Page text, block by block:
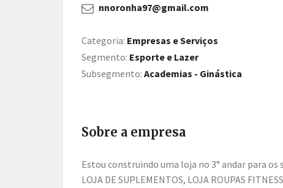
nnoronha97@gmail.com
Categoria: Empresas e Serviços
Segmento: Esporte e Lazer
Subsegmento: Academias - Ginástica
Sobre a empresa
Estou construindo uma loja no 3° andar para os seguintes ramos, ACADEMIA FEMININA COM HIDRO,
LOJA DE SUPLEMENTOS, LOJA ROUPAS